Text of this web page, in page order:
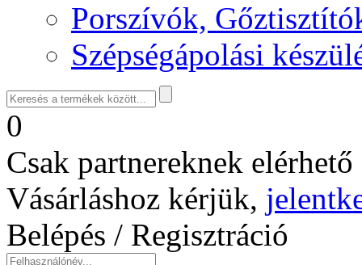
Porszívók,
Szépségápolási
0
Csak partnereknek
Vásárláshoz kérjük,
Belépés / Regisztráció